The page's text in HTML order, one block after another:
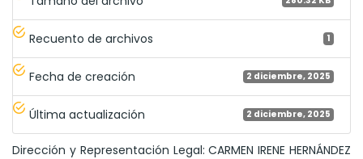
Recuento de archivos 1
Fecha de creación 2 diciembre, 2025
Última actualización 2 diciembre, 2025
Dirección y Representación Legal: CARMEN IRENE HERNÁNDEZ